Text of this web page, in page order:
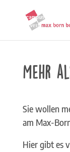
Mehr
Sie wollen
am Max-
Hier gibt es